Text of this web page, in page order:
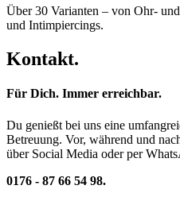
Über 30 Varianten – von Ohr-
und Intimpiercings.
Kontakt.
Für Dich. Immer erreichbar.
Du genießt bei uns eine
Betreuung. Vor, während und
über Social Media oder per
0176 - 87 66 54 98.